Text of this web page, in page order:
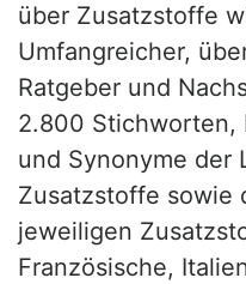
über Zusatzstoffe
Umfangreicher,
Ratgeber und
2.800 Stichworten,
und Synonyme der
Zusatzstoffe sowie
jeweiligen
Französische,